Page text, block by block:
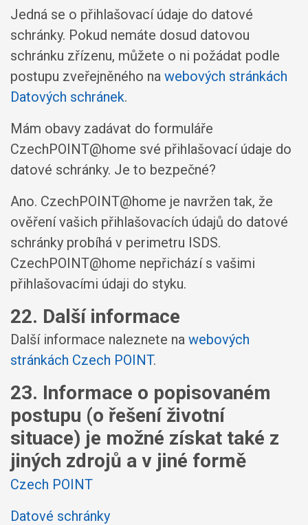
Jedná se o přihlašovací údaje do datové
schránky. Pokud nemáte dosud datovou
schránku zřízenu, můžete o ni požádat podle
postupu zveřejněného na webových stránkách
Datových schránek.
Mám obavy zadávat do formuláře
CzechPOINT@home své přihlašovací údaje do
datové schránky. Je to bezpečné?
Ano. CzechPOINT@home je navržen tak, že
ověření vašich přihlašovacích údajů do datové
schránky probíhá v perimetru ISDS.
CzechPOINT@home nepřichází s vašimi
přihlašovacími údaji do styku.
22. Další informace
Další informace naleznete na webových
stránkách Czech POINT.
23. Informace o popisovaném
postupu (o řešení životní
situace) je možné získat také z
jiných zdrojů a v jiné formě
Czech POINT
Datové schránky